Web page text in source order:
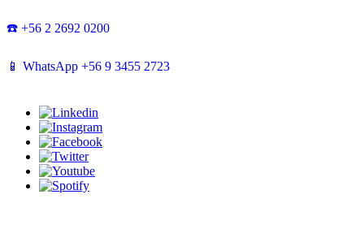
☎️ +56 2 2692 0200
📱 WhatsApp +56 9 3455 2723